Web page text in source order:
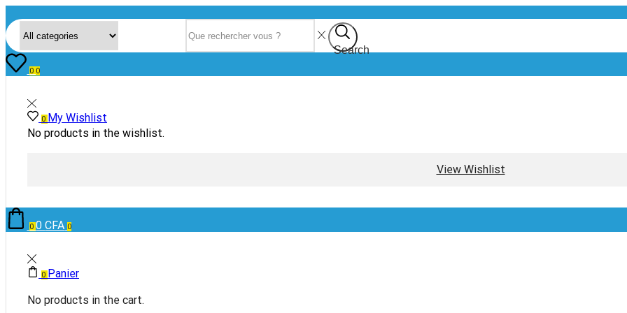
Search
0 0
0 My Wishlist
No products in the wishlist.
View Wishlist
00CFA 0
0 Panier
No products in the cart.